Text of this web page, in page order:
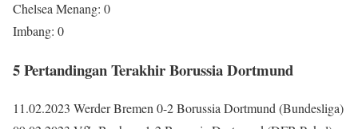
Chelsea Menang: 0
Imbang: 0
5 Pertandingan Terakhir Borussia Dortmund
11.02.2023 Werder Bremen 0-2 Borussia Dortmund (Bundesliga)